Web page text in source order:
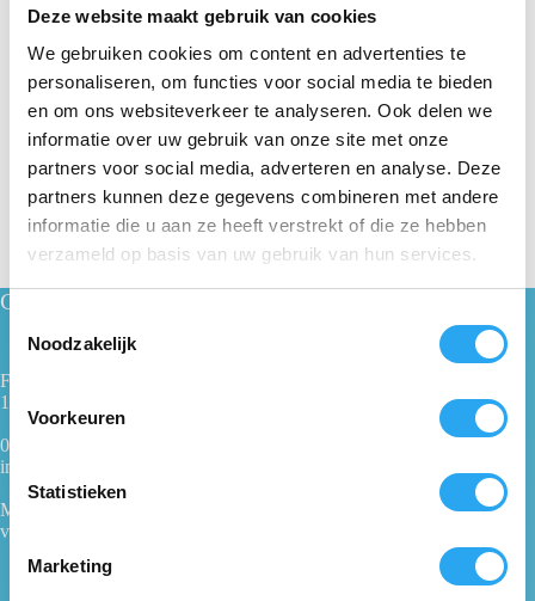
Deze website maakt gebruik van cookies
We gebruiken cookies om content en advertenties te
personaliseren, om functies voor social media te bieden
en om ons websiteverkeer te analyseren. Ook delen we
informatie over uw gebruik van onze site met onze
partners voor social media, adverteren en analyse. Deze
partners kunnen deze gegevens combineren met andere
informatie die u aan ze heeft verstrekt of die ze hebben
verzameld op basis van uw gebruik van hun services.
e
e
m
Noodzakelijk
Voorkeuren
Statistieken
Marketing
PRIJS
Prijs:
Contact
Fabrieksweg 1
1271 AK Huizen
035 - 62 28 500
info@100procentwillem.nl
Maandag t/m vrijdag
van 08:00 tot 16:00 uur